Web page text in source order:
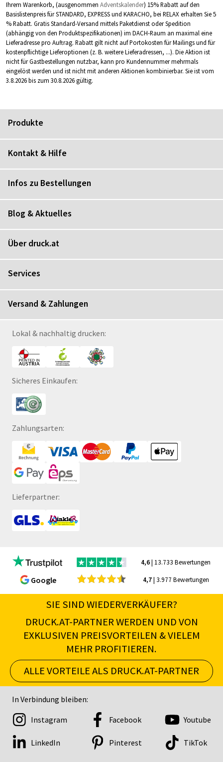
Ihrem Warenkorb, (ausgenommen Adventskalender) 15% Rabatt auf den
Basislistenpreis für STANDARD, EXPRESS und KARACHO, bei RELAX erhalten Sie 5
% Rabatt. Gratis Standard-Versand mittels Paketdienst oder Spedition
(abhängig von den Produktspezifikationen) im DACH-Raum an maximal eine
Lieferadresse pro Auftrag. Rabatt gilt nicht auf Portokosten für Mailings und für
kostenpflichtige Lieferoptionen (z. B. weitere Lieferadressen, ...). Die Aktion ist
nicht für Gastbestellungen nutzbar, kann pro Kundennummer mehrmals
eingelöst werden und ist nicht mit anderen Aktionen kombinierbar. Sie ist vom
3.8.2026 bis zum 30.8.2026 gültig.
Produkte
Kontakt & Hilfe
Infos zu Bestellungen
Blog & Aktuelles
Über druck.at
Services
Versand & Zahlungen
Lokal & nachhaltig drucken:
Sicheres Einkaufen:
Zahlungsarten:
Lieferpartner:
4,6| 13.733 Bewertungen
Google 4,7| 3.977 Bewertungen
SIE SIND WIEDERVERKÄUFER?
DRUCK.AT-PARTNER WERDEN UND VON
EXKLUSIVEN PREISVORTEILEN & VIELEM
MEHR PROFITIEREN.
ALLE VORTEILE ALS DRUCK.AT-PARTNER
In Verbindung bleiben:
Instagram Facebook Youtube
LinkedIn Pinterest TikTok